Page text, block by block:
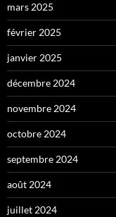
mars 2025
février 2025
janvier 2025
décembre 2024
novembre 2024
octobre 2024
septembre 2024
août 2024
juillet 2024